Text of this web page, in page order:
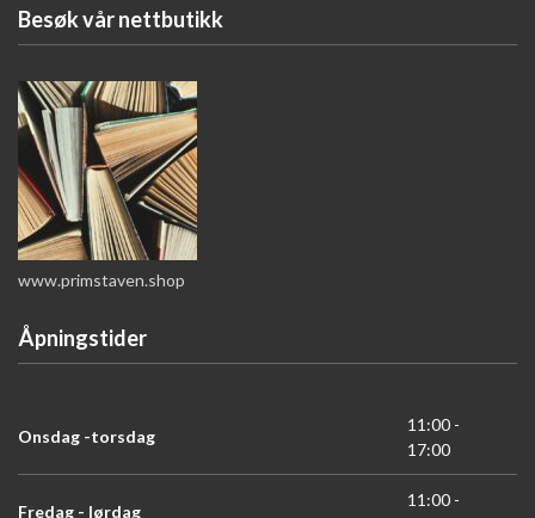
Besøk vår nettbutikk
www.primstaven.shop
Åpningstider
Onsdag -torsdag
11:00 -
17:00
Fredag - lørdag
11:00 -